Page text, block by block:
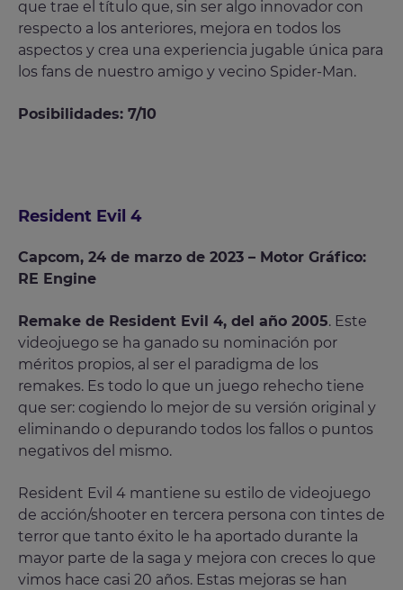
que trae el título que, sin ser algo innovador con
respecto a los anteriores, mejora en todos los
aspectos y crea una experiencia jugable única para
los fans de nuestro amigo y vecino Spider-Man.
Posibilidades: 7/10
Resident Evil 4
Capcom, 24 de marzo de 2023 – Motor Gráfico:
RE Engine
Remake de Resident Evil 4, del año 2005. Este
videojuego se ha ganado su nominación por
méritos propios, al ser el paradigma de los
remakes. Es todo lo que un juego rehecho tiene
que ser: cogiendo lo mejor de su versión original y
eliminando o depurando todos los fallos o puntos
negativos del mismo.
Resident Evil 4 mantiene su estilo de videojuego
de acción/shooter en tercera persona con tintes de
terror que tanto éxito le ha aportado durante la
mayor parte de la saga y mejora con creces lo que
vimos hace casi 20 años. Estas mejoras se han